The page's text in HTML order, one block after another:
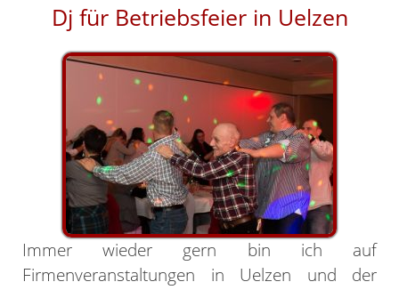
Dj für Betriebsfeier in Uelzen
Immer wieder gern bin ich auf
Firmenveranstaltungen in Uelzen und der